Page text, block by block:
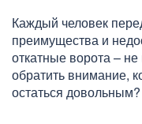
Каждый человек
преимущества и
откатные ворота –
обратить внимание,
остаться довольным?